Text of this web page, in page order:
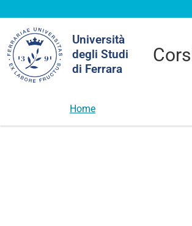
Università
degli Studi
di Ferrara
nel
sito
Home